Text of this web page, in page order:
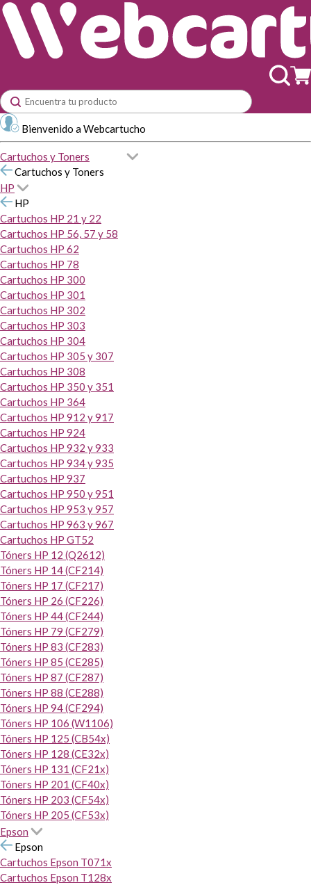
Bienvenido a Webcartucho
Cartuchos y Toners
Cartuchos y Toners
HP
HP
Cartuchos HP 21 y 22
Cartuchos HP 56, 57 y 58
Cartuchos HP 62
Cartuchos HP 78
Cartuchos HP 300
Cartuchos HP 301
Cartuchos HP 302
Cartuchos HP 303
Cartuchos HP 304
Cartuchos HP 305 y 307
Cartuchos HP 308
Cartuchos HP 350 y 351
Cartuchos HP 364
Cartuchos HP 912 y 917
Cartuchos HP 924
Cartuchos HP 932 y 933
Cartuchos HP 934 y 935
Cartuchos HP 937
Cartuchos HP 950 y 951
Cartuchos HP 953 y 957
Cartuchos HP 963 y 967
Cartuchos HP GT52
Tóners HP 12 (Q2612)
Tóners HP 14 (CF214)
Tóners HP 17 (CF217)
Tóners HP 26 (CF226)
Tóners HP 44 (CF244)
Tóners HP 79 (CF279)
Tóners HP 83 (CF283)
Tóners HP 85 (CE285)
Tóners HP 87 (CF287)
Tóners HP 88 (CE288)
Tóners HP 94 (CF294)
Tóners HP 106 (W1106)
Tóners HP 125 (CB54x)
Tóners HP 128 (CE32x)
Tóners HP 131 (CF21x)
Tóners HP 201 (CF40x)
Tóners HP 203 (CF54x)
Tóners HP 205 (CF53x)
Epson
Epson
Cartuchos Epson T071x
Cartuchos Epson T128x